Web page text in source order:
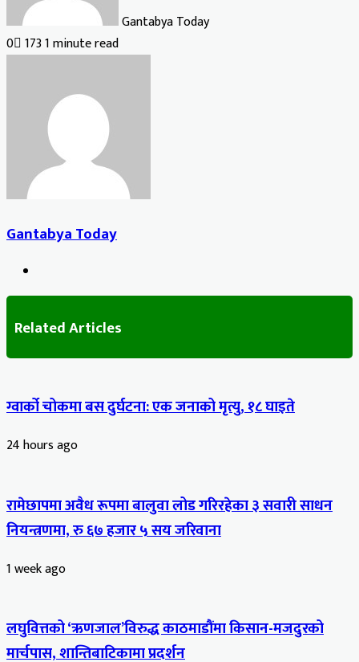
Gantabya Today
0 1731 minute read
Gantabya Today
Related Articles
ग्वार्को चोकमा बस दुर्घटना: एक जनाको मृत्यु, १८ घाइते
24 hours ago
रामेछापमा अवैध रूपमा बालुवा लोड गरिरहेका ३ सवारी साधन
नियन्त्रणमा, रु ६७ हजार ५ सय जरिवाना
1 week ago
लघुवित्तको ‘ऋणजाल’विरुद्ध काठमाडौंमा किसान-मजदुरको
मार्चपास, शान्तिबाटिकामा प्रदर्शन